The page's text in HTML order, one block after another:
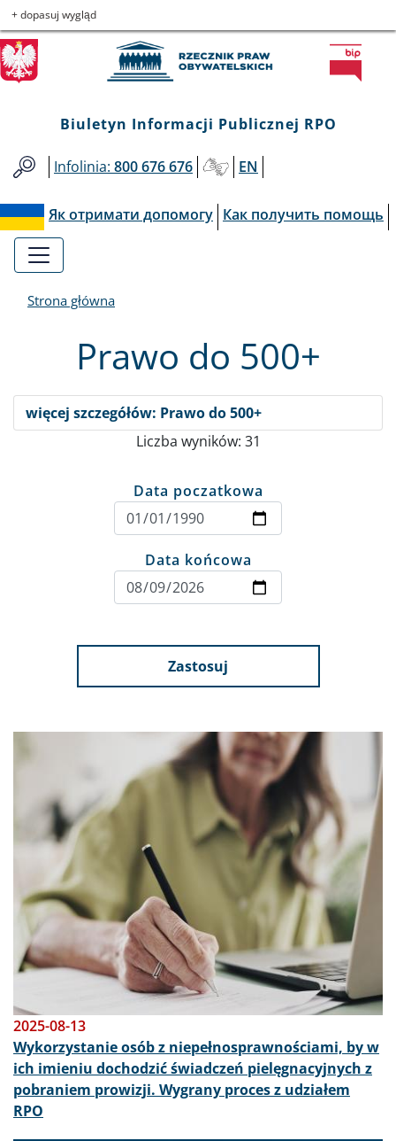
Przejdź
do
menu
głównego
Przejdź
do
treści
Przejdź
to
informacji
o
Przejdź
do
mapy
serwisu
Biuletyn
Informacji
Publicznej
RPO
+ dopasuj wygląd
Biuletyn Informacji Publicznej RPO
Infolinia: 800 676 676 EN
Як отримати допомогу Как получить помощь
Strona główna
Prawo do 500+
więcej szczegółów: Prawo do 500+
Liczba wyników: 31
Data poczatkowa
Data końcowa
Zastosuj
2025-08-13
Wykorzystanie osób z niepełnosprawnościami, by w
ich imieniu dochodzić świadczeń pielęgnacyjnych z
pobraniem prowizji. Wygrany proces z udziałem
RPO